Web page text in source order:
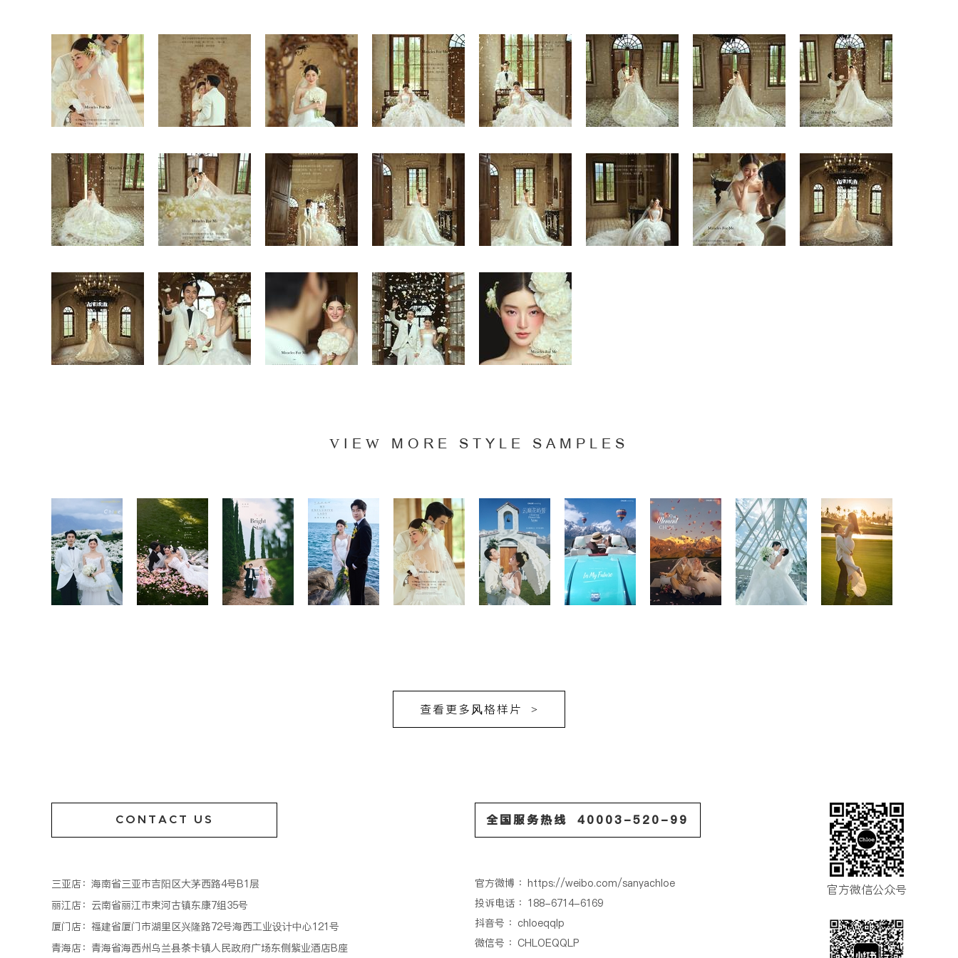
VIEW MORE STYLE SAMPLES
查看更多风格样片 >
CONTACT US
三亚店：海南省三亚市吉阳区大茅西路4号B1层
丽江店：云南省丽江市束河古镇东康7组35号
厦门店：福建省厦门市湖里区兴隆路72号海西工业设计中心121号
青海店：青海省海西州乌兰县茶卡镇人民政府广场东侧紫业酒店B座
全国服务热线 40003-520-99
官方微博 ：https://weibo.com/sanyachloe
投诉电话 ：188-6714-6169
抖音号 ：chloeqqlp
微信号 ：CHLOEQQLP
官方微信公众号